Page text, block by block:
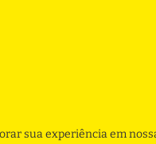
sua experiência em